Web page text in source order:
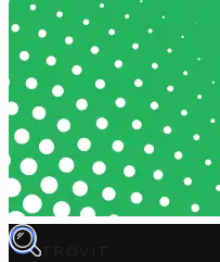
TROVIT